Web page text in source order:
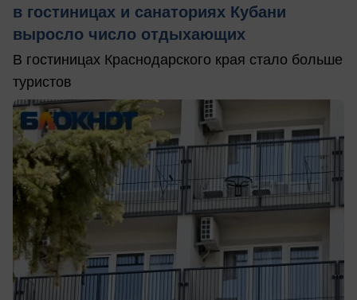
в гостиницах и санаториях Кубани
выросло число отдыхающих
В гостиницах Краснодарского края стало больше
туристов